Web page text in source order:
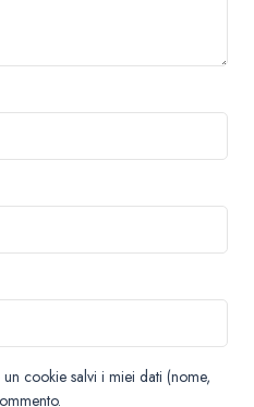
cookie salvi i miei dati (nome,